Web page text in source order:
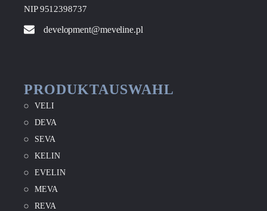
NIP 9512398737
development@meveline.pl
PRODUKTAUSWAHL
VELI
DEVA
SEVA
KELIN
EVELIN
MEVA
REVA